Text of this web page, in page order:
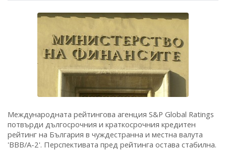
Международната рейтингова агенция S&P Global Ratings
потвърди дългосрочния и краткосрочния кредитен
рейтинг на България в чуждестранна и местна валута
'BBB/A-2'. Перспективата пред рейтинга остава стабилна.